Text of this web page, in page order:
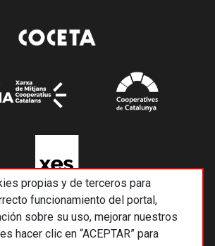
propias y de terceros para
funcionamiento del portal,
sobre su uso, mejorar nuestros
hacer clic en “ACEPTAR” para